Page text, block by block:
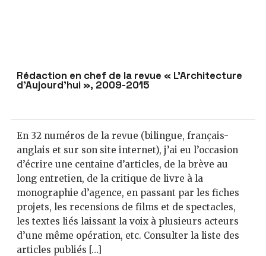
Rédaction en chef de la revue « L’Architecture
d’Aujourd’hui », 2009-2015
En 32 numéros de la revue (bilingue, français-
anglais et sur son site internet), j’ai eu l’occasion
d’écrire une centaine d’articles, de la brève au
long entretien, de la critique de livre à la
monographie d’agence, en passant par les fiches
projets, les recensions de films et de spectacles,
les textes liés laissant la voix à plusieurs acteurs
d’une même opération, etc. Consulter la liste des
articles publiés […]